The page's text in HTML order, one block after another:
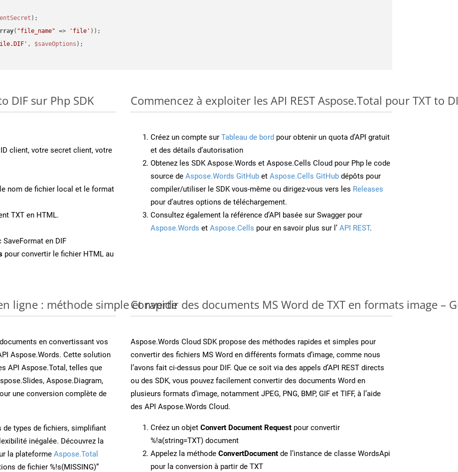
( "file_name" => 'file'
, $saveOptions
DIF sur Php SDK
client, votre secret client, votre
nom de fichier local et le format
TXT en HTML.
en DIF
pour convertir le fichier HTML au
Commencez à exploiter les API REST Aspose.Total pour TXT to
Créez un compte sur Tableau de bord pour obtenir un quota d’API gratuit
et des détails d’autorisation
Obtenez les SDK Aspose.Words et Aspose.Cells Cloud pour Php le code
source de Aspose.Words GitHub et Aspose.Cells GitHub dépôts pour
compiler/utiliser le SDK vous-même ou dirigez-vous vers les Releases
pour d’autres options de téléchargement.
Consultez également la référence d’API basée sur Swagger pour
Aspose.Words et Aspose.Cells pour en savoir plus sur l’ API REST.
ligne : méthode simple et rapide
en convertissant vos
Aspose.Words. Cette solution
API Aspose.Total, telles que
Aspose.Diagram,
une conversion complète de
de types de fichiers, simplifiant
inégalée. Découvrez la
la plateforme Aspose.Total
de fichier %!s(MISSING)”
Convertir des documents MS Word de TXT en formats image –
Aspose.Words Cloud SDK propose des méthodes rapides et simples pour
convertir des fichiers MS Word en différents formats d’image, comme nous
l’avons fait ci-dessus pour DIF. Que ce soit via des appels d’API REST directs
ou des SDK, vous pouvez facilement convertir des documents Word en
plusieurs formats d’image, notamment JPEG, PNG, BMP, GIF et TIFF, à l’aide
des API Aspose.Words Cloud.
Créez un objet Convert Document Request pour convertir
%!a(string=TXT) document
Appelez la méthode ConvertDocument de l’instance de classe WordsApi
pour la conversion à partir de TXT